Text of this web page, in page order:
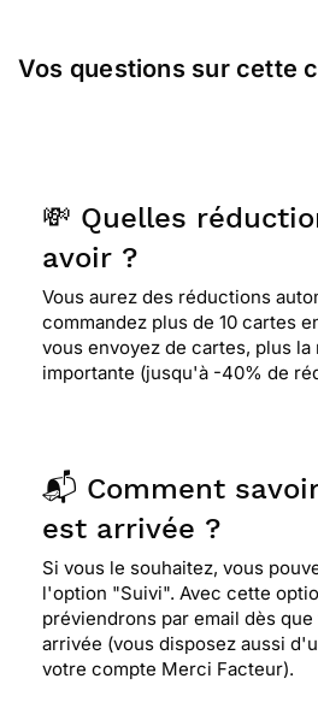
⭐⭐⭐⭐⭐ Le 29/08/2021 :
de cette carte, ces couleurs
Vos questions sur cette
💸 Quelles
avoir ?
Vous aurez des réductions
commandez plus de 10 cartes
vous envoyez de cartes, plus
importante (jusqu'à -40% de
📬 Comment
est arrivée ?
Si vous le souhaitez, vous
l'option "Suivi". Avec cette
préviendrons par email dès
arrivée (vous disposez aussi
votre compte Merci Facteur).